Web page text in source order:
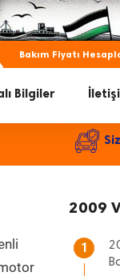
Bakım Fiyatı
Bilgiler
2009
1